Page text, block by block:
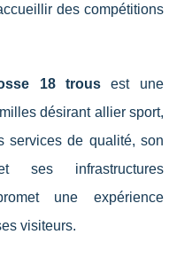
des compétitions
18 trousest une
désirant allier sport,
services de qualité, son
ses infrastructures
une expérience
visiteurs.